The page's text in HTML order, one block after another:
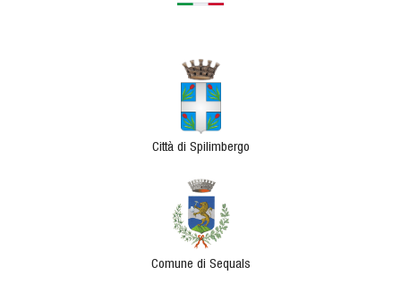
Città di Spilimbergo
Comune di Sequals